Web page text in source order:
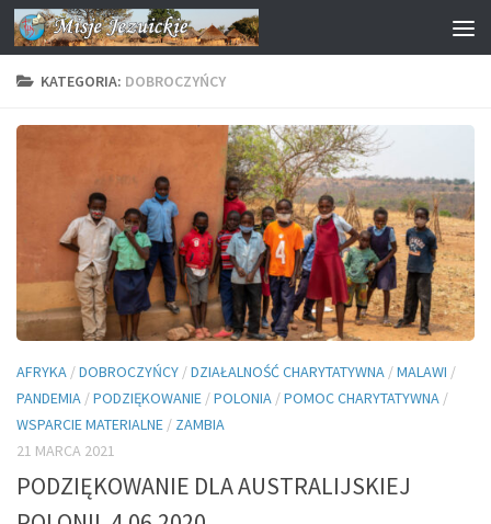
Przejdź do treści
KATEGORIA: DOBROCZYŃCY
AFRYKA /DOBROCZYŃCY /DZIAŁALNOŚĆ CHARYTATYWNA /MALAWI /
PANDEMIA /PODZIĘKOWANIE /POLONIA /POMOC CHARYTATYWNA /
WSPARCIE MATERIALNE / ZAMBIA
21 MARCA 2021
PODZIĘKOWANIE DLA AUSTRALIJSKIEJ